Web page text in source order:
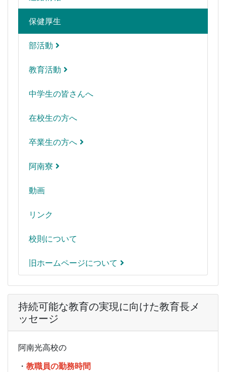
保健厚生
部活動
教育活動
中学生の皆さんへ
在校生の方へ
卒業生の方へ
阿南寮
動画
リンク
校則について
旧ホームページについて
持続可能な教育の実現に向けた教育長メ
ッセージ
阿南光高校の
・ 教職員の勤務時間